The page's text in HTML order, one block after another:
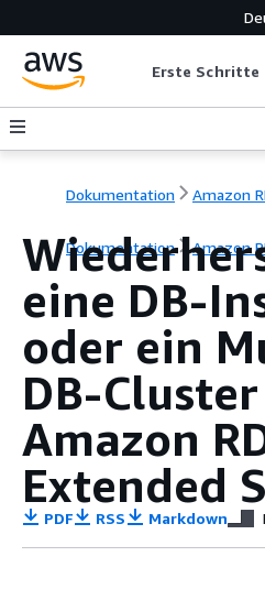
Erste Schritte
Dokumentation Amazon
Dokumentation Amazon
eine DB-
oder ein
DB-Cluster
Amazon
Extended
PDF RSS Markdown